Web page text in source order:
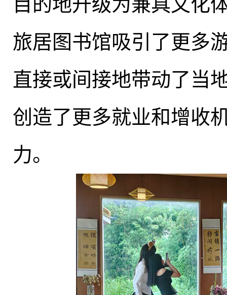
旅居图书馆吸引了更多
直接或间接地带动了当
创造了更多就业和增收
力。